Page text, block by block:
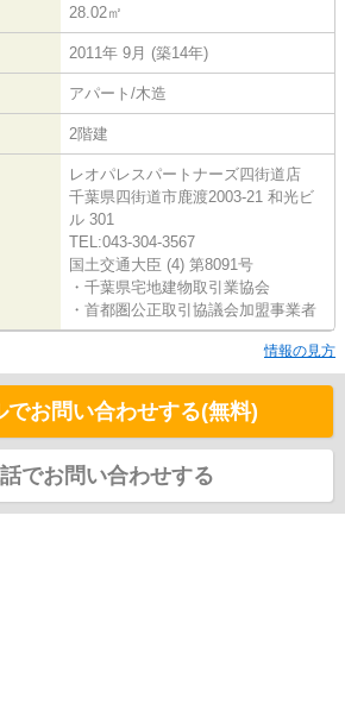
28.02㎡
2011年 9月 (築14年)
アパート/木造
2階建
レオパレスパートナーズ四街道店
千葉県四街道市鹿渡2003-21 和光ビ
ル 301
TEL:043-304-3567
国土交通大臣 (4) 第8091号
・千葉県宅地建物取引業協会
・首都圏公正取引協議会加盟事業者
情報の見方
でお問い合わせする(無料)
でお問い合わせする